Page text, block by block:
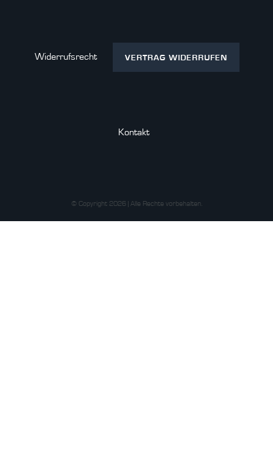
Widerrufs­recht VERTRAG WIDERRUFEN
Kontakt
© Copyright 2026 | Alle Rechte vorbehalten.